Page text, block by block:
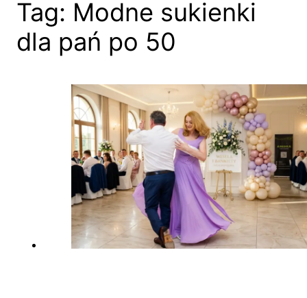
Tag: Modne sukienki
dla pań po 50